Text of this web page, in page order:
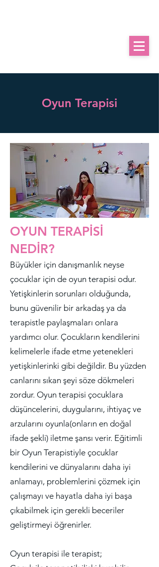
Oyun Terapisi
OYUN TERAPİSİ
NEDİR?
Büyükler için danışmanlık neyse
çocuklar için de oyun terapisi odur.
Yetişkinlerin sorunları olduğunda,
bunu güvenilir bir arkadaş ya da
terapistle paylaşmaları onlara
yardımcı olur. Çocukların kendilerini
kelimelerle ifade etme yetenekleri
yetişkinlerinki gibi değildir. Bu yüzden
canlarını sıkan şeyi söze dökmeleri
zordur. Oyun terapisi çocuklara
düşüncelerini, duygularını, ihtiyaç ve
arzularını oyunla(onların en doğal
ifade şekli) iletme şansı verir. Eğitimli
bir Oyun Terapistiyle çocuklar
kendilerini ve dünyalarını daha iyi
anlamayı, problemlerini çözmek için
çalışmayı ve hayatla daha iyi başa
çıkabilmek için gerekli beceriler
geliştirmeyi öğrenirler.
Oyun terapisi ile terapist;